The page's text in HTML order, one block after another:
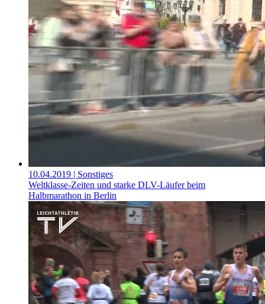
10.04.2019 | Sonstiges
Weltklasse-Zeiten und starke DLV-Läufer beim
Halbmarathon in Berlin